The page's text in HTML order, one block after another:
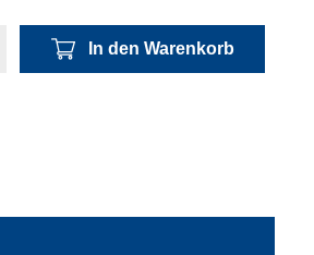
In den Warenkorb